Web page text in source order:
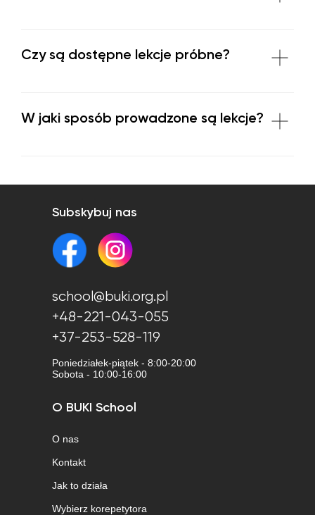
Czy są dostępne lekcje próbne?
W jaki sposób prowadzone są lekcje?
Subskybuj nas
school@buki.org.pl
+48-221-043-055
+37-253-528-119
Poniedziałek-piątek - 8:00-20:00
Sobota - 10:00-16:00
O BUKI School
O nas
Kontakt
Jak to działa
Wybierz korepetytora